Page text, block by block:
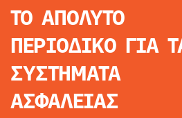
ΤΟ ΑΠΟΛΥΤΟ
ΠΕΡΙΟΔΙΚΟ ΓΙΑ
ΣΥΣΤΗΜΑΤΑ
ΑΣΦΑΛΕΙΑΣ